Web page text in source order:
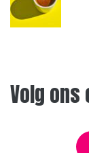
Volg